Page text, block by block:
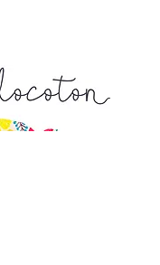
vous sera livrée